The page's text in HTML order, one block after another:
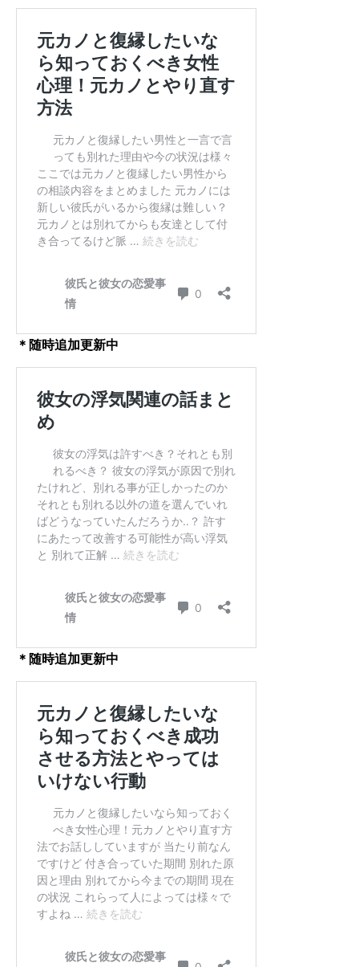
＊随時追加更新中
＊随時追加更新中